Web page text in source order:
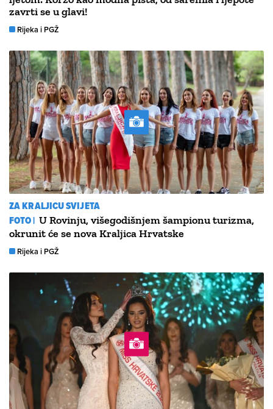
zavrti se u glavi!
Rijeka i PGŽ
ZA KRALJICU SVIJETA
FOTO | U Rovinju, višegodišnjem šampionu turizma,
okrunit će se nova Kraljica Hrvatske
Rijeka i PGŽ